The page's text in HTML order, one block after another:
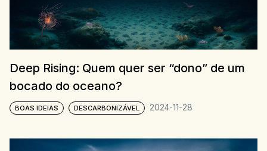
Deep Rising: Quem quer ser “dono” de um
bocado do oceano?
BOAS IDEIAS DESCARBONIZÁVEL 2024-11-28